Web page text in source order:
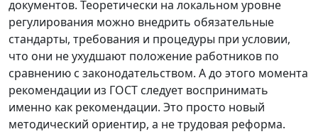
документов. Теоретически на локальном уровне
регулирования можно внедрить обязательные
стандарты, требования и процедуры при условии,
что они не ухудшают положение работников по
сравнению с законодательством. А до этого момента
рекомендации из ГОСТ следует воспринимать
именно как рекомендации. Это просто новый
методический ориентир, а не трудовая реформа.